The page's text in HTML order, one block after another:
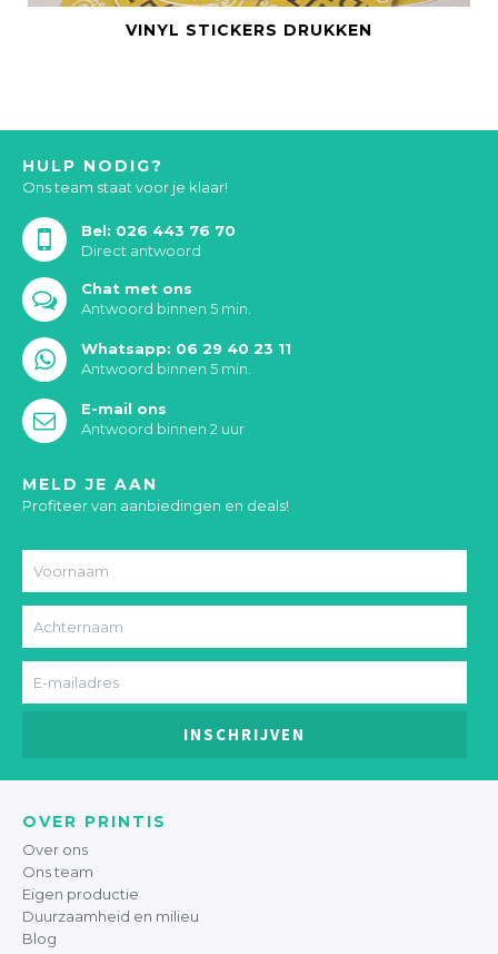
BEKIJK DIT PRODUCT
VINYL STICKERS DRUKKEN
HULP NODIG?
Ons team staat voor je klaar!
Bel: 026 443 76 70
Direct antwoord
Chat met ons
Antwoord binnen 5 min.
Whatsapp: 06 29 40 23 11
Antwoord binnen 5 min.
E-mail ons
Antwoord binnen 2 uur
MELD JE AAN
Profiteer van aanbiedingen en deals!
INSCHRIJVEN
OVER PRINTIS
Over ons
Ons team
Eigen productie
Duurzaamheid en milieu
Blog